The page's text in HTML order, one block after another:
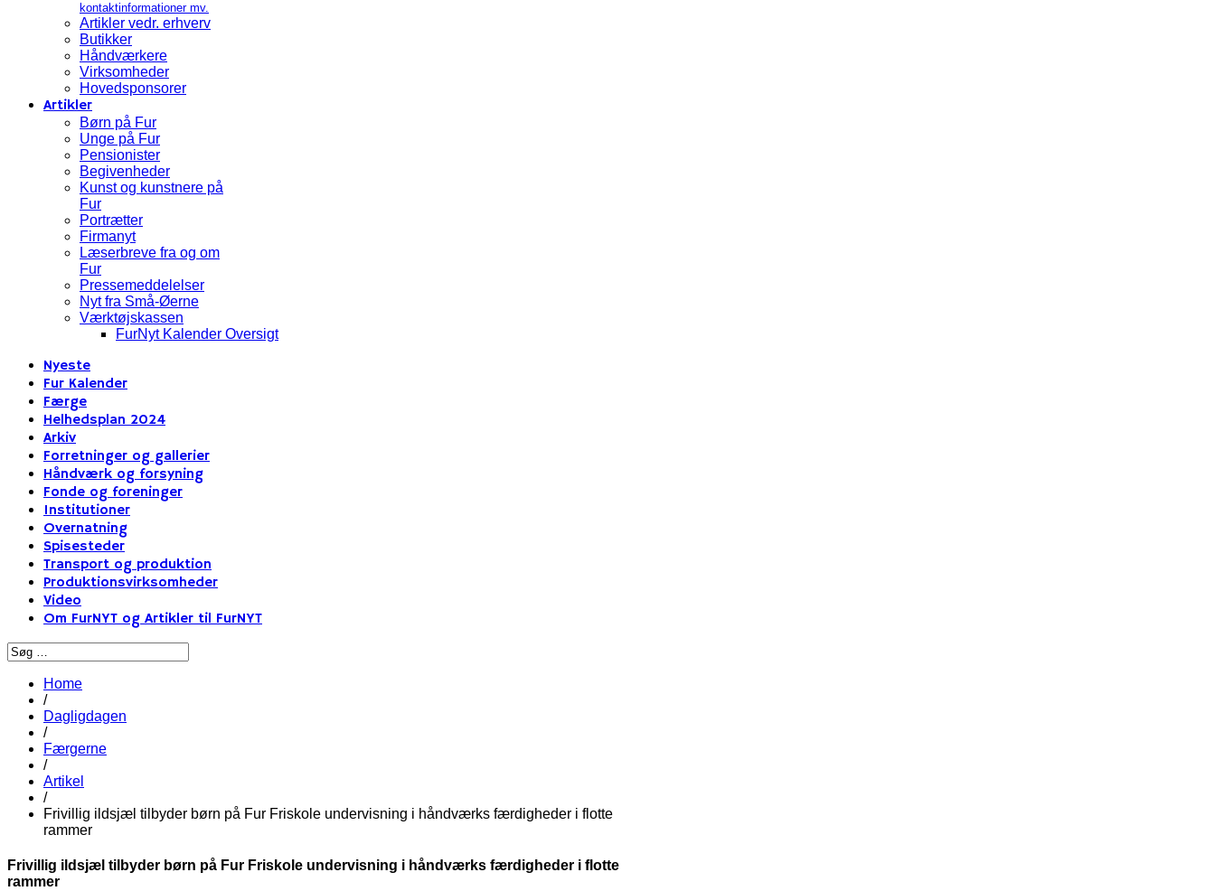
kontaktinformationer mv.
Artikler vedr. erhverv
Butikker
Håndværkere
Virksomheder
Hovedsponsorer
Artikler
Børn på Fur
Unge på Fur
Pensionister
Begivenheder
Kunst og kunstnere på
Fur
Portrætter
Firmanyt
Læserbreve fra og om
Fur
Pressemeddelelser
Nyt fra Små-Øerne
Værktøjskassen
FurNyt Kalender Oversigt
Nyeste
Fur Kalender
Færge
Helhedsplan 2024
Arkiv
Forretninger og gallerier
Håndværk og forsyning
Fonde og foreninger
Institutioner
Overnatning
Spisesteder
Transport og produktion
Produktionsvirksomheder
Video
Om FurNYT og Artikler til FurNYT
Home
/
Dagligdagen
/
Færgerne
/
Artikel
/
Frivillig ildsjæl tilbyder børn på Fur Friskole undervisning i håndværks færdigheder i flotte
rammer
Frivillig ildsjæl tilbyder børn på Fur Friskole undervisning i håndværks færdigheder i flotte
rammer